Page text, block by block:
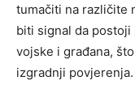
tumačiti na različite
biti signal da
vojske i građana,
izgradnji povjerenja.